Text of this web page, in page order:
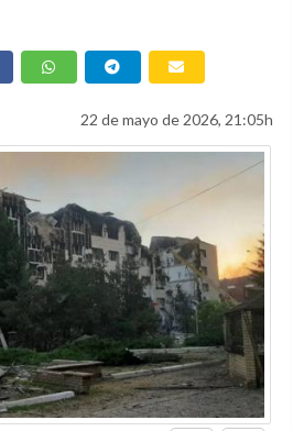
22 de mayo de 2026, 21:05h